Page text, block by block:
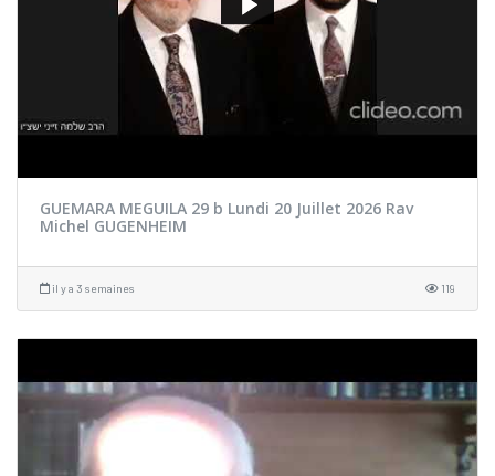
GUEMARA MEGUILA 29 b Lundi 20 Juillet 2026 Rav
Michel GUGENHEIM
il y a 3 semaines 119